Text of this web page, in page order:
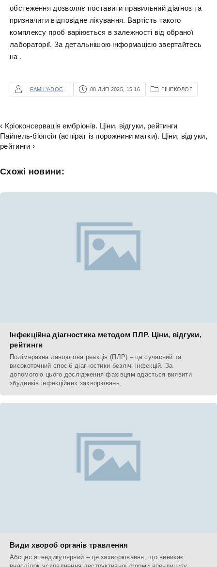
обстеження дозволяє поставити правильний діагноз та
призначити відповідне лікування. Вартість такого
комплексу проб варіюється в залежності від обраної
лабораторії. За детальнішою інформацією звертайтесь
на .
FAMILY-DOC 08 ЛИП 2025, 15:16 ГІНЕКОЛОГ
‹ Кріоконсервація ембріонів. Ціни, відгуки, рейтинги
Пайпель-біопсія (аспірат із порожнини матки). Ціни, відгуки,
рейтинги ›
Схожі новини:
Інфекційна діагностика методом ПЛР. Ціни, відгуки,
рейтинги
Полімеразна ланцюгова реакція (ПЛР) – це сучасний та
високоточний спосіб діагностики безлічі інфекцій. За
допомогою цього дослідження фахівцям вдається виявити
збудників інфекційних захворювань,
Види хвороб органів травлення
Абсцес апендикулярний – це захворювання, що виникає